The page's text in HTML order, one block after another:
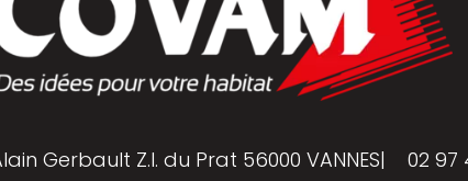
Gerbault Z.I. du Prat 56000 VANNES| 02 97